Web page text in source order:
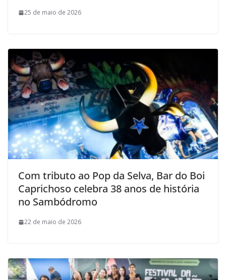
25 de maio de 2026
Com tributo ao Pop da Selva, Bar do Boi
Caprichoso celebra 38 anos de história
no Sambódromo
22 de maio de 2026